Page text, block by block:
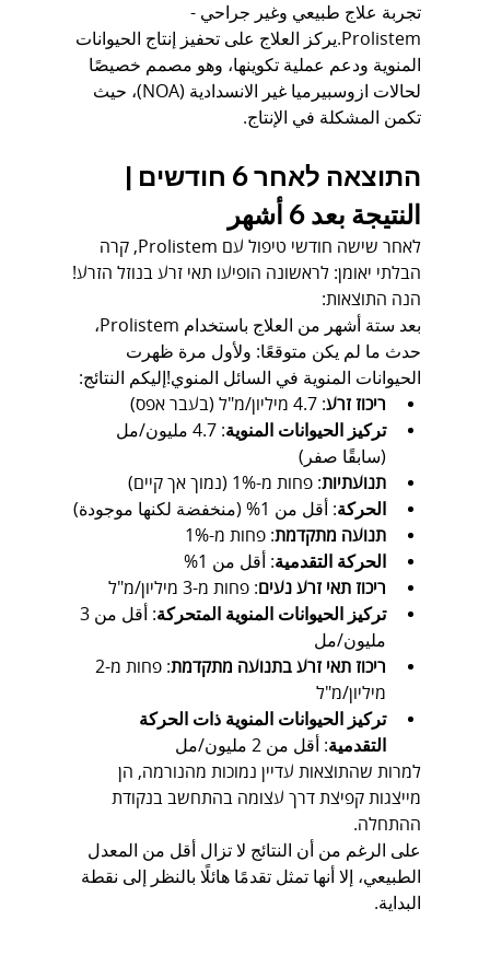
تجربة علاج طبيعي وغير جراحي -
Prolistem.يركز العلاج على تحفيز إنتاج الحيوانات
المنوية ودعم عملية تكوينها، وهو مصمم خصيصًا
لحالات ازوسبيرميا غير الانسدادية (NOA)، حيث
تكمن المشكلة في الإنتاج.
התוצאה לאחר 6 חודשים |
النتيجة بعد 6 أشهر
לאחר שישה חודשי טיפול עם Prolistem, קרה
הבלתי יאומן: לראשונה הופיעו תאי זרע בנוזל הזרע!
הנה התוצאות:
بعد ستة أشهر من العلاج باستخدام Prolistem،
حدث ما لم يكن متوقعًا: ولأول مرة ظهرت
الحيوانات المنوية في السائل المنوي!إليكم النتائج:
ריכוז זרע: 4.7 מיליון/מ"ל (בעבר אפס)
تركيز الحيوانات المنوية
: 4.7 مليون/مل
(سابقًا صفر)
תנועתיות: פחות מ-1% (נמוך אך קיים)
الحركة: أقل من 1% (منخفضة لكنها موجودة)
תנועה מתקדמת: פחות מ-1%
الحركة التقدمية: أقل من 1%
ריכוז תאי זרע נעים: פחות מ-3 מיליון/מ"ל
تركيز الحيوانات المنوية المتحركة
: أقل من 3
مليون/مل
ריכוז תאי זרע בתנועה מתקדמת
: פחות מ-2
מיליון/מ"ל
تركيز الحيوانات المنوية ذات الحركة
التقدمية: أقل من 2 مليون/مل
למרות שהתוצאות עדיין נמוכות מהנורמה, הן
מייצגות קפיצת דרך עצומה בהתחשב בנקודת
ההתחלה.
على الرغم من أن النتائج لا تزال أقل من المعدل
الطبيعي، إلا أنها تمثل تقدمًا هائلًا بالنظر إلى نقطة
البداية.